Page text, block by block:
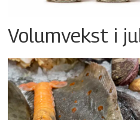
Volumvekst i